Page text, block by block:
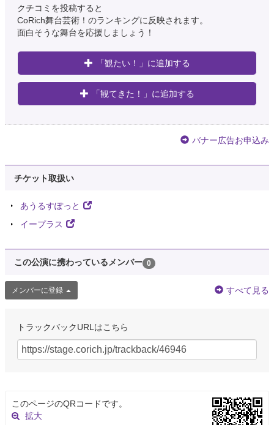
クチコミを投稿すると
CoRich舞台芸術！のランキングに反映されます。
面白そうな舞台を応援しましょう！
「観たい！」に追加する
「観てきた！」に追加する
バナー広告お申込み
チケット取扱い
あうるすぽっと
イープラス
この公演に携わっているメンバー 0
メンバーに登録 すべて見る
トラックバックURLはこちら
このページのQRコードです。
拡大